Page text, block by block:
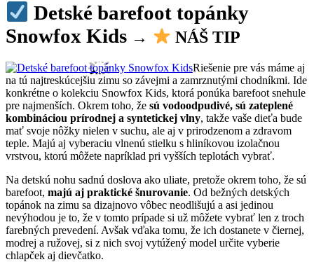
Detské barefoot topánky
Snowfox Kids → NÁŠ TIP
Riešenie pre vás máme aj
na tú najtreskúcejšiu zimu so závejmi a zamrznutými chodníkmi. Ide
konkrétne o kolekciu Snowfox Kids, ktorá ponúka barefoot snehule
pre najmenších. Okrem toho, že sú vodoodpudivé, sú zateplené
kombináciou prírodnej a syntetickej vlny, takže vaše dieťa bude
mať svoje nôžky nielen v suchu, ale aj v prirodzenom a zdravom
teple. Majú aj vyberaciu vlnenú stielku s hliníkovou izolačnou
vrstvou, ktorú môžete napríklad pri vyšších teplotách vybrať.
Na detskú nohu sadnú doslova ako uliate, pretože okrem toho, že sú
barefoot, majú aj praktické šnurovanie. Od bežných detských
topánok na zimu sa dizajnovo vôbec neodlišujú a asi jedinou
nevýhodou je to, že v tomto prípade si už môžete vybrať len z troch
farebných prevedení. Avšak vďaka tomu, že ich dostanete v čiernej,
modrej a ružovej, si z nich svoj vytúžený model určite vyberie
chlapček aj dievčatko.